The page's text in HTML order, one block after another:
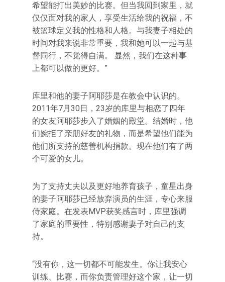
希望能打出美妙的比赛。但当我回到家里，就
仅仅面对我的家人，享受生活给我的祝福，不
被篮球定义我的性格和人格。与我妻子相处的
时间对我来说非常重要，我和她可以一起与基
督同行，不觉得自满。 显然，我们在这种事
上都可以做的更好。”
库里和他的妻子阿耶莎是在教会中认识的。
2011年7月30日，23岁的库里与相恋了四年
的女友阿耶莎步入了婚姻的殿堂。结婚时，他
们婉拒了亲朋好友的礼物，而是希望他们能为
他们所支持的慈善机构捐款。现在他们有了两
个可爱的女儿。
为了支持丈夫以及更好地养育孩子，童星出身
的妻子阿耶莎已经放弃演员的生涯，专心来服
侍家庭。在发表MVP获奖感言时，库里强调
了家庭的重要性，特别感谢妻子对自己的支
持。
“没有你，这一切都不可能发生。你让我安心
训练、比赛，而你负责管理好这个家，让一切